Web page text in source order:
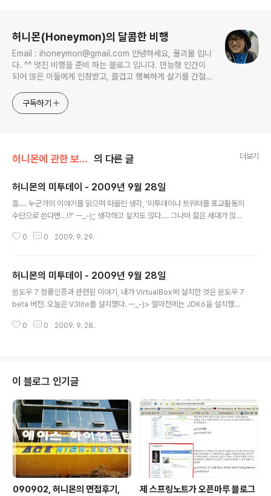
허니몬(Honeymon)의 달콤한 비행
Email : ihoneymon@gmail.com 안녕하세요, 꿀괴물 입니
다. ^^ 멋진 비행을 준비 하는 블로그 입니다. 만능형 인간이
되어 많은 이들에게 인정받고, 즐겁고 행복하게 살기를 간절히
지켜봐주세요!! ^^
구독하기
허니몬에 관한 보고서/허니몬의 물병편지 의 다른 글 더보기
허니몬의 미투데이 - 2009년 9월 28일
흠…. 누군가의 이야기를 읽으며 떠올린 생각, '미투데이나 트위터를 포교활동의
수단으로 쓴다면…!?' ㅡ_-);; 생각하고 싶지도 않다…. 그나마 젊은 세대가 많은
도 알라도 결국은 하늘에 있는 님, 하느님의 문화적 인종적 해석이 낳은 다른 모
담 사이트 증가'라는 글을 보면서 '대한민국 국가 지도자'가 되려면 면제 받아야
하는 시대이기 때문이다. 라는 삐뚤어진 결론을 도출해내는 이상한 추론과정….
의 내 머릿속 회로. ㅡ_-)> 난 이미 삐뚤어진거다.(난 국가 지도층..
0 0 2009. 9. 29.
허니몬의 미투데이 - 2009년 9월 28일
윈도우 7 정품인증과 관련된 이야기, 내가 VirtualBox에 설치한 것은 윈도우 7
beta 버전. 오늘은 V3lite를 설치했다. ㅡ_-)> 얼마전에는 JDK6을 설치했다.
9-09-27 00:39:38흠… 스프링 프레임워크 3.0.0 RC1 출시라니…. OT
(me2book 꿈 희망 미래 그나저나 배고프다....)2009-09-27 00:57:36 꿈
희망 미래 오늘 아침은 ..
0 0 2009. 9. 28.
이 블로그 인기글
090902, 허니몬의 면접후기,
제 스프링노트가 오픈마루 블로그